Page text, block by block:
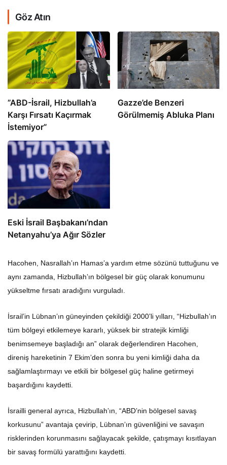
Göz Atın
​​​​​​​”ABD-İsrail, Hizbullah’a
Karşı Fırsatı Kaçırmak
İstemiyor”
​​​​​​​Gazze’de Benzeri
Görülmemiş Abluka Planı
Eski İsrail Başbakanı’ndan
Netanyahu’ya Ağır Sözler
Hacohen, Nasrallah’ın Hamas’a yardım etme sözünü tuttuğunu ve
aynı zamanda, Hizbullah’ın bölgesel bir güç olarak konumunu
yükseltme fırsatı aradığını vurguladı.
İsrail’in Lübnan’ın güneyinden çekildiği 2000’li yılları, “Hizbullah’ın
tüm bölgeyi etkilemeye kararlı, yüksek bir stratejik kimliği
benimsemeye başladığı an” olarak değerlendiren Hacohen,
direniş hareketinin 7 Ekim’den sonra bu yeni kimliği daha da
sağlamlaştırmayı ve etkili bir bölgesel güç haline getirmeyi
başardığını kaydetti.
İsrailli general ayrıca, Hizbullah’ın, “ABD’nin bölgesel savaş
korkusunu” avantaja çevirip, Lübnan’ın güvenliğini ve savaşın
risklerinden korunmasını sağlayacak şekilde, çatışmayı kısıtlayan
bir savaş formülü yarattığını kaydetti.